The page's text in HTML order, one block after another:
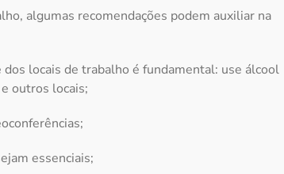
algumas recomendações podem auxiliar na
locais de trabalho é fundamental: use álcool
outros locais;
essenciais;